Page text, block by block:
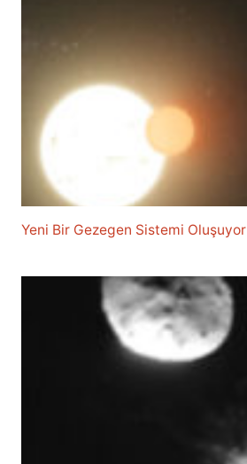
Yeni Bir Gezegen Sistemi Oluşuyor